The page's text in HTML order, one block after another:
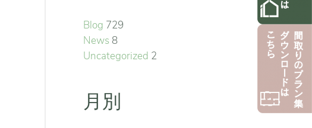
Blog 729
News 8
Uncategorized 2
月別